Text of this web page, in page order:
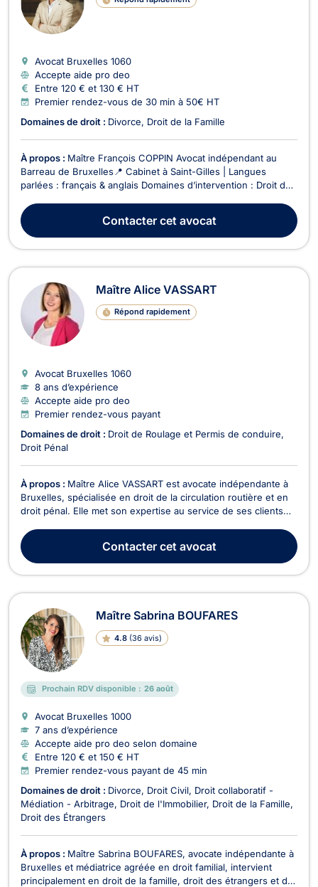
Avocat Bruxelles 1060
Accepte aide pro deo
Entre 120 € et 130 € HT
Premier rendez-vous de 30 min à 50€ HT
Domaines de droit : Divorce Droit de la Famille
À propos : Maître François COPPIN Avocat indépendant au
Barreau de Bruxelles📍 Cabinet à Saint-Gilles | Langues
parlées : français & anglais Domaines d’intervention : Droit de
parentale, pension alimentaire, garde d’enfants, etc. Droit
immobilier : baux d’habitation,...
Contactercet avocat
Maître Alice VASSART
Répond rapidement
Avocat Bruxelles 1060
8 ans d’expérience
Accepte aide pro deo
Premier rendez-vous payant
Domaines de droit : Droit de Roulage et Permis de conduire
Droit Pénal
À propos : Maître Alice VASSART est avocate indépendante à
Bruxelles, spécialisée en droit de la circulation routière et en
droit pénal. Elle met son expertise au service de ses clients
complexes avec rigueur, humanité et efficacité. En droit de la
circulation routière, Maître Vassar...
Contactercet avocat
Maître Sabrina BOUFARES
4.8 (36 avis)
Prochain RDV disponible : 26 août
Avocat Bruxelles 1000
7 ans d’expérience
Accepte aide pro deo selon domaine
Entre 120 € et 150 € HT
Premier rendez-vous payant de 45 min
Domaines de droit : Divorce Droit Civil Droit collaboratif -
Médiation - Arbitrage
Droit de l'Immobilier Droit de la Famille
Droit des Étrangers
À propos : Maître Sabrina BOUFARES, avocate indépendante à
Bruxelles et médiatrice agréée en droit familial, intervient
principalement en droit de la famille, droit des étrangers et de